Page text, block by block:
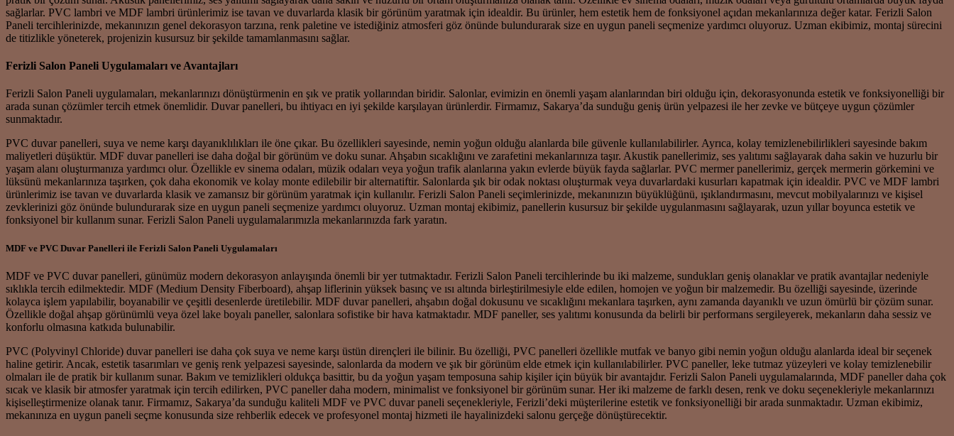
sağlarlar. PVC lambri ve MDF lambri ürünlerimiz ise tavan ve duvarlarda klasik bir görünüm yaratmak için idealdir. Bu ürünler, hem estetik hem de fonksiyonel açıdan mekanlarınıza değer katar. Ferizli Salon
Paneli tercihlerinizde, mekanınızın genel dekorasyon tarzına, renk paletine ve istediğiniz atmosferi göz önünde bulundurarak size en uygun paneli seçmenize yardımcı oluyoruz. Uzman ekibimiz, montaj sürecini
de titizlikle yöneterek, projenizin kusursuz bir şekilde tamamlanmasını sağlar.
Ferizli Salon Paneli Uygulamaları ve Avantajları
Ferizli Salon Paneli uygulamaları, mekanlarınızı dönüştürmenin en şık ve pratik yollarından biridir. Salonlar, evimizin en önemli yaşam alanlarından biri olduğu için, dekorasyonunda estetik ve fonksiyonelliği bir
arada sunan çözümler tercih etmek önemlidir. Duvar panelleri, bu ihtiyacı en iyi şekilde karşılayan ürünlerdir. Firmamız, Sakarya’da sunduğu geniş ürün yelpazesi ile her zevke ve bütçeye uygun çözümler
sunmaktadır.
PVC duvar panelleri, suya ve neme karşı dayanıklılıkları ile öne çıkar. Bu özellikleri sayesinde, nemin yoğun olduğu alanlarda bile güvenle kullanılabilirler. Ayrıca, kolay temizlenebilirlikleri sayesinde bakım
maliyetleri düşüktür. MDF duvar panelleri ise daha doğal bir görünüm ve doku sunar. Ahşabın sıcaklığını ve zarafetini mekanlarınıza taşır. Akustik panellerimiz, ses yalıtımı sağlayarak daha sakin ve huzurlu bir
yaşam alanı oluşturmanıza yardımcı olur. Özellikle ev sinema odaları, müzik odaları veya yoğun trafik alanlarına yakın evlerde büyük fayda sağlarlar. PVC mermer panellerimiz, gerçek mermerin görkemini ve
lüksünü mekanlarınıza taşırken, çok daha ekonomik ve kolay monte edilebilir bir alternatiftir. Salonlarda şık bir odak noktası oluşturmak veya duvarlardaki kusurları kapatmak için idealdir. PVC ve MDF lambri
ürünlerimiz ise tavan ve duvarlarda klasik ve zamansız bir görünüm yaratmak için kullanılır. Ferizli Salon Paneli seçimlerinizde, mekanınızın büyüklüğünü, ışıklandırmasını, mevcut mobilyalarınızı ve kişisel
zevklerinizi göz önünde bulundurarak size en uygun paneli seçmenize yardımcı oluyoruz. Uzman montaj ekibimiz, panellerin kusursuz bir şekilde uygulanmasını sağlayarak, uzun yıllar boyunca estetik ve
fonksiyonel bir kullanım sunar. Ferizli Salon Paneli uygulamalarımızla mekanlarınızda fark yaratın.
MDF ve PVC Duvar Panelleri ile Ferizli Salon Paneli Uygulamaları
MDF ve PVC duvar panelleri, günümüz modern dekorasyon anlayışında önemli bir yer tutmaktadır. Ferizli Salon Paneli tercihlerinde bu iki malzeme, sundukları geniş olanaklar ve pratik avantajlar nedeniyle
sıklıkla tercih edilmektedir. MDF (Medium Density Fiberboard), ahşap liflerinin yüksek basınç ve ısı altında birleştirilmesiyle elde edilen, homojen ve yoğun bir malzemedir. Bu özelliği sayesinde, üzerinde
kolayca işlem yapılabilir, boyanabilir ve çeşitli desenlerde üretilebilir. MDF duvar panelleri, ahşabın doğal dokusunu ve sıcaklığını mekanlara taşırken, aynı zamanda dayanıklı ve uzun ömürlü bir çözüm sunar.
Özellikle doğal ahşap görünümlü veya özel lake boyalı paneller, salonlara sofistike bir hava katmaktadır. MDF paneller, ses yalıtımı konusunda da belirli bir performans sergileyerek, mekanların daha sessiz ve
konforlu olmasına katkıda bulunabilir.
PVC (Polyvinyl Chloride) duvar panelleri ise daha çok suya ve neme karşı üstün dirençleri ile bilinir. Bu özelliği, PVC panelleri özellikle mutfak ve banyo gibi nemin yoğun olduğu alanlarda ideal bir seçenek
haline getirir. Ancak, estetik tasarımları ve geniş renk yelpazesi sayesinde, salonlarda da modern ve şık bir görünüm elde etmek için kullanılabilirler. PVC paneller, leke tutmaz yüzeyleri ve kolay temizlenebilir
olmaları ile de pratik bir kullanım sunar. Bakım ve temizlikleri oldukça basittir, bu da yoğun yaşam temposuna sahip kişiler için büyük bir avantajdır. Ferizli Salon Paneli uygulamalarında, MDF paneller daha çok
sıcak ve klasik bir atmosfer yaratmak için tercih edilirken, PVC paneller daha modern, minimalist ve fonksiyonel bir görünüm sunar. Her iki malzeme de farklı desen, renk ve doku seçenekleriyle mekanlarınızı
kişiselleştirmenize olanak tanır. Firmamız, Sakarya’da sunduğu kaliteli MDF ve PVC duvar paneli seçenekleriyle, Ferizli’deki müşterilerine estetik ve fonksiyonelliği bir arada sunmaktadır. Uzman ekibimiz,
mekanınıza en uygun paneli seçme konusunda size rehberlik edecek ve profesyonel montaj hizmeti ile hayalinizdeki salonu gerçeğe dönüştürecektir.